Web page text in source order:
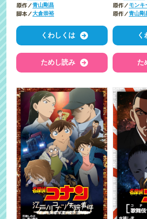
原作／青山剛昌
脚本／大倉崇裕
くわしくは
ためし読み
原作／モンキ
原作／青山剛
く
た